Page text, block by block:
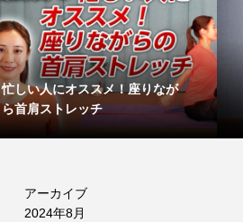
忙しい人にオススメ！座りなが
ら首肩ストレッチ
アーカイブ
2024年8月